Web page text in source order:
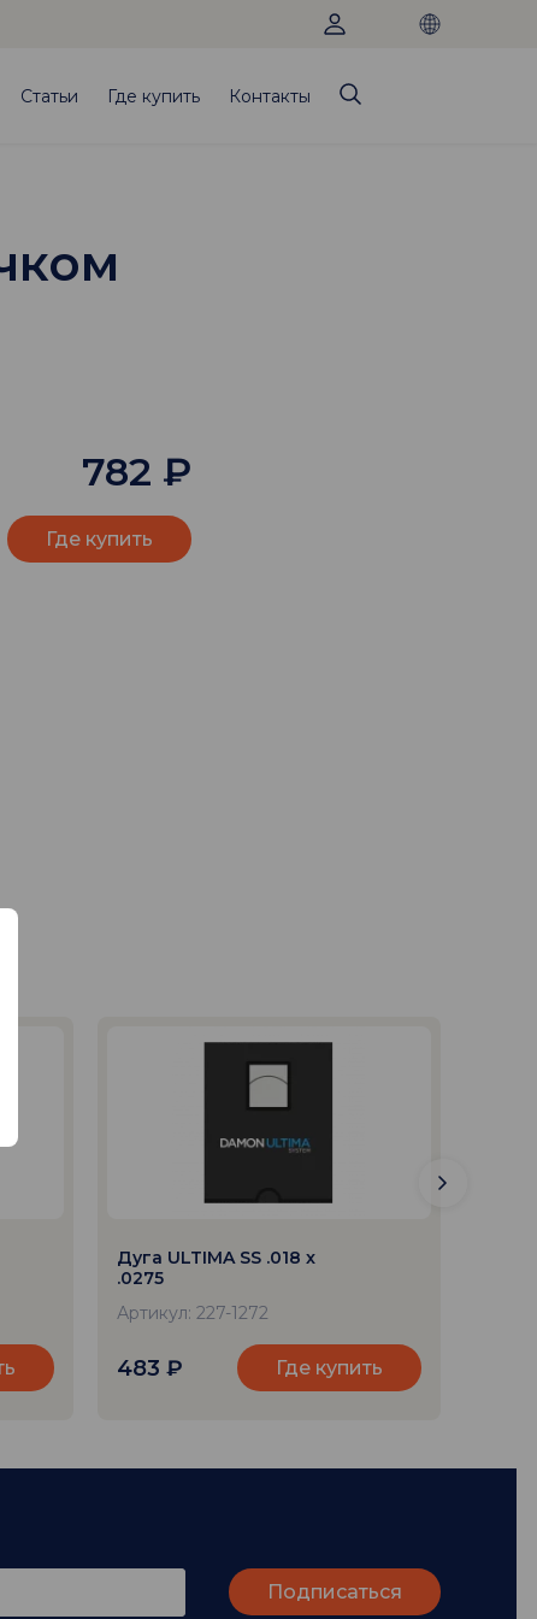
Статьи Где купить Контакты
782 ₽
Где купить
Дуга ULTIMA SS .018 x
.0275
Артикул: 227-1272
483 ₽ Где купить